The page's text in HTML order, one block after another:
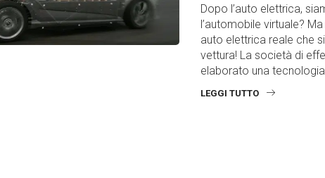
Dopo l’auto elettrica,
l’automobile virtuale?
auto elettrica reale che
vettura! La società di
elaborato una tecnologia
LEGGI TUTTO